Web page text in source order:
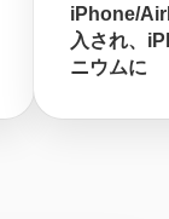
iPhone/
入され、
ニウムに